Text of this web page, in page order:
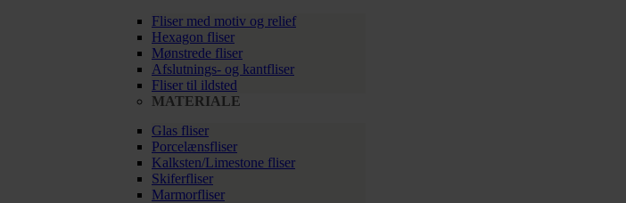
Fliser med motiv og relief
Hexagon fliser
Mønstrede fliser
Afslutnings- og kantfliser
Fliser til ildsted
MATERIALE
Glas fliser
Porcelænsfliser
Kalksten/Limestone fliser
Skiferfliser
Marmorfliser